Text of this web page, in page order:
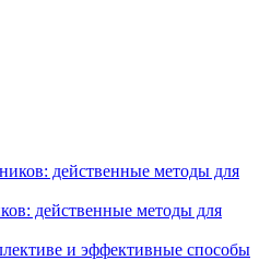
действенные методы для